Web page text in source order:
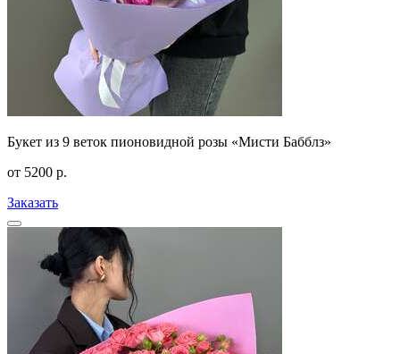
Букет из 9 веток пионовидной розы «Мисти Бабблз»
от 5200 р.
Заказать